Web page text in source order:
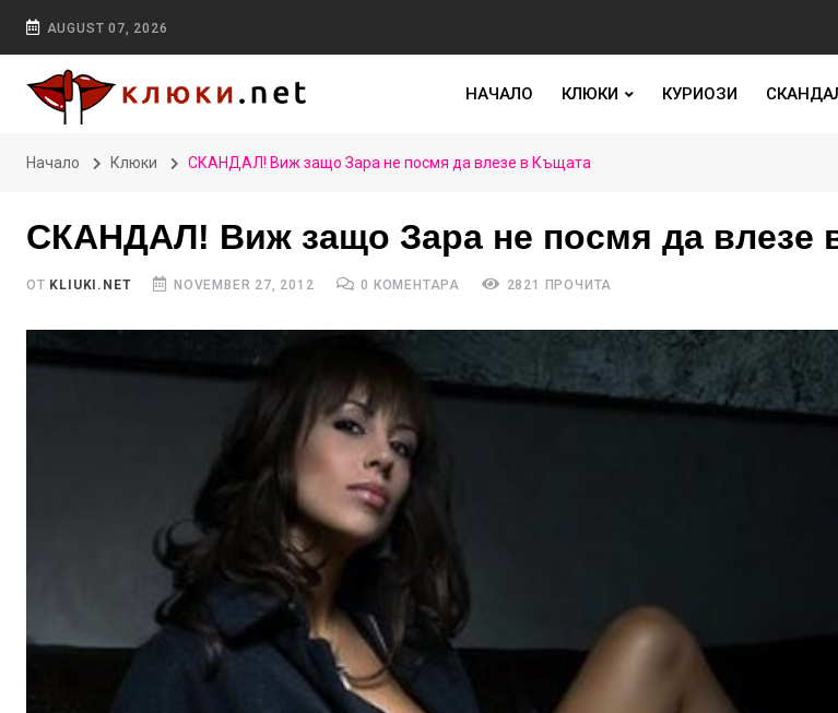
AUGUST 07, 2026
НАЧАЛО КЛЮКИ КУРИОЗИ
Начало Клюки СКАНДАЛ! Виж защо Зара не посмя да влезе в Къщата
СКАНДАЛ! Виж защо Зара не посмя да влезе
ОТ KLIUKI.NET NOVEMBER 27, 2012 0 КОМЕНТАРА 2821 ПРОЧИТА